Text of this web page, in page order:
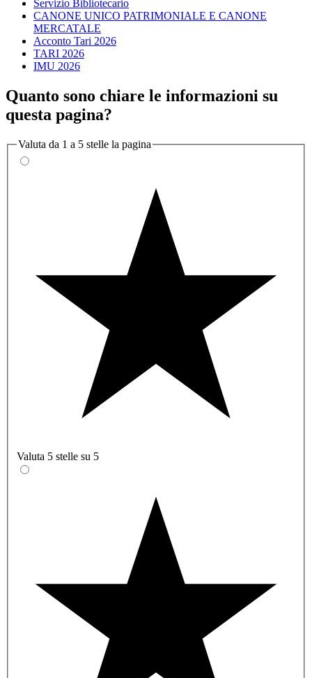
Servizio Bibliotecario
CANONE UNICO PATRIMONIALE E CANONE
MERCATALE
Acconto Tari 2026
TARI 2026
IMU 2026
Quanto sono chiare le informazioni su
questa pagina?
Valuta da 1 a 5 stelle la pagina
Valuta 5 stelle su 5